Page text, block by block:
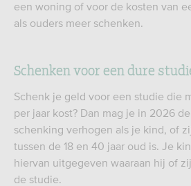
een woning of voor de kosten van
als ouders meer schenken.
Schenken voor een dure
Schenk je geld voor een studie die
per jaar kost? Dan mag je in 2026
schenking verhogen als je kind, of
tussen de 18 en 40 jaar oud is. Je
hiervan uitgegeven waaraan hij of
de studie.